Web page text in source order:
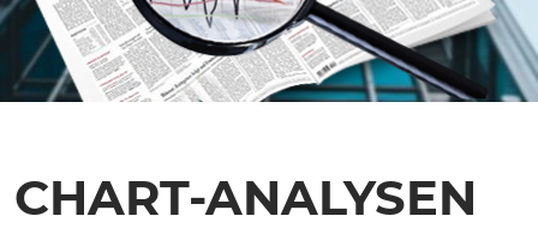
CHART-ANALYSEN